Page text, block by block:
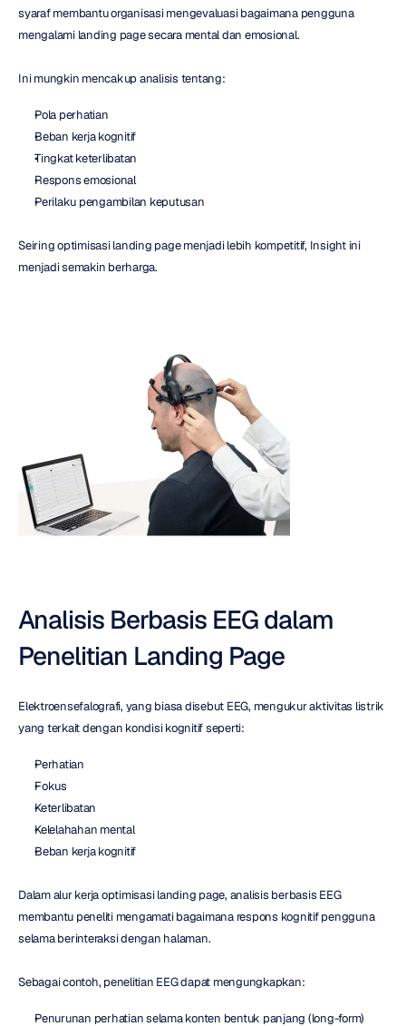
syaraf membantu organisasi mengevaluasi bagaimana pengguna
mengalami landing page secara mental dan emosional.
Ini mungkin mencakup analisis tentang:
Pola perhatian
Beban kerja kognitif
Tingkat keterlibatan
Respons emosional
Perilaku pengambilan keputusan
Seiring optimisasi landing page menjadi lebih kompetitif, Insight ini
menjadi semakin berharga.
Analisis Berbasis EEG dalam
Penelitian Landing Page
Elektroensefalografi, yang biasa disebut EEG, mengukur aktivitas listrik
yang terkait dengan kondisi kognitif seperti:
Perhatian
Fokus
Keterlibatan
Kelelahahan mental
Beban kerja kognitif
Dalam alur kerja optimisasi landing page, analisis berbasis EEG
membantu peneliti mengamati bagaimana respons kognitif pengguna
selama berinteraksi dengan halaman.
Sebagai contoh, penelitian EEG dapat mengungkapkan:
Penurunan perhatian selama konten bentuk panjang (long-form)